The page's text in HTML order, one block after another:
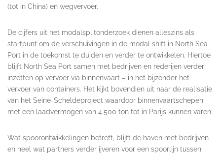
(tot in China) en wegvervoer.
De cijfers uit het modalsplitonderzoek dienen alleszins als
startpunt om de verschuivingen in de modal shift in North Sea
Port in de toekomst te duiden en verder te ontwikkelen. Hiertoe
blijft North Sea Port samen met bedrijven en rederijen verder
inzetten op vervoer via binnenvaart – in het bijzonder het
vervoer van containers. Het kijkt bovendien uit naar de realisatie
van het Seine-Scheldeproject waardoor binnenvaartschepen
met een laadvermogen van 4.500 ton tot in Parijs kunnen varen.
Wat spoorontwikkelingen betreft, blijft de haven met bedrijven
en heel wat partners verder ijveren voor een spoorlijn tussen